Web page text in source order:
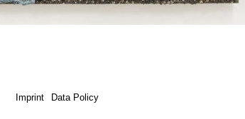
Imprint Data Policy